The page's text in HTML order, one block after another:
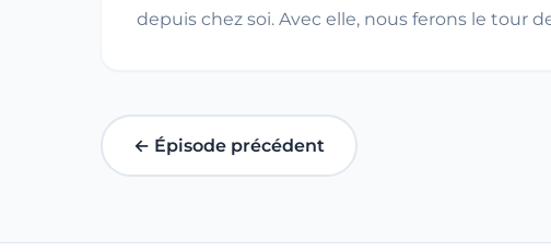
depuis chez soi. Avec elle, nous ferons le tour
← Épisode précédent